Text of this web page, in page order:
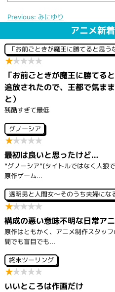
稿
ナ
ビ
ゲ
ー
シ
ョ
ン
Previous: みにゆり
アニメ新
★★★★★
「お前ごときが魔王に勝てる
追放されたので、王都で気ま
と）
残酷すぎて最低
グノーシア
★★★★★
最初は良いと思ったけど…
“グノーシア”(タイトルではなく人狼
原作ゲーム...
透明男と人間女～そのうち夫婦にな
★★★★★
構成の悪い意味不明な日常ア
原作はともかく、アニメ制作スタッ
間でも盲目でも...
終末ツーリング
★★★★★
いいところは作画だけ